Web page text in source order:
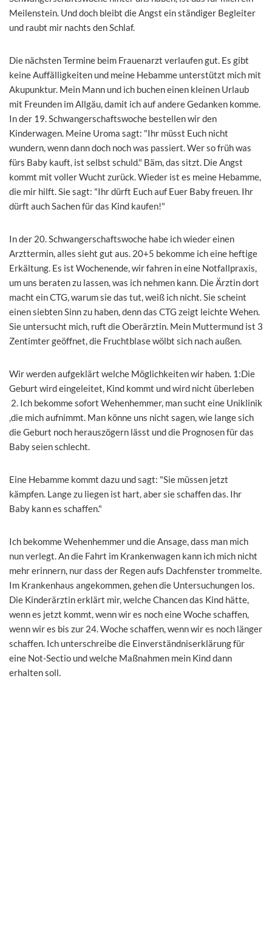
Meilenstein. Und doch bleibt die Angst ein ständiger Begleiter
und raubt mir nachts den Schlaf.
Die nächsten Termine beim Frauenarzt verlaufen gut. Es gibt
keine Auffälligkeiten und meine Hebamme unterstützt mich mit
Akupunktur. Mein Mann und ich buchen einen kleinen Urlaub
mit Freunden im Allgäu, damit ich auf andere Gedanken komme.
In der 19. Schwangerschaftswoche bestellen wir den
Kinderwagen. Meine Uroma sagt: "Ihr müsst Euch nicht
wundern, wenn dann doch noch was passiert. Wer so früh was
fürs Baby kauft, ist selbst schuld." Bäm, das sitzt. Die Angst
kommt mit voller Wucht zurück. Wieder ist es meine Hebamme,
die mir hilft. Sie sagt: "Ihr dürft Euch auf Euer Baby freuen. Ihr
dürft auch Sachen für das Kind kaufen!"
In der 20. Schwangerschaftswoche habe ich wieder einen
Arzttermin, alles sieht gut aus. 20+5 bekomme ich eine heftige
Erkältung. Es ist Wochenende, wir fahren in eine Notfallpraxis,
um uns beraten zu lassen, was ich nehmen kann. Die Ärztin dort
macht ein CTG, warum sie das tut, weiß ich nicht. Sie scheint
einen siebten Sinn zu haben, denn das CTG zeigt leichte Wehen.
Sie untersucht mich, ruft die Oberärztin. Mein Muttermund ist 3
Zentimter geöffnet, die Fruchtblase wölbt sich nach außen.
Wir werden aufgeklärt welche Möglichkeiten wir haben. 1:Die
Geburt wird eingeleitet, Kind kommt und wird nicht überleben
2. Ich bekomme sofort Wehenhemmer, man sucht eine Uniklinik
,die mich aufnimmt. Man könne uns nicht sagen, wie lange sich
die Geburt noch herauszögern lässt und die Prognosen für das
Baby seien schlecht.
Eine Hebamme kommt dazu und sagt: "Sie müssen jetzt
kämpfen. Lange zu liegen ist hart, aber sie schaffen das. Ihr
Baby kann es schaffen."
Ich bekomme Wehenhemmer und die Ansage, dass man mich
nun verlegt. An die Fahrt im Krankenwagen kann ich mich nicht
mehr erinnern, nur dass der Regen aufs Dachfenster trommelte.
Im Krankenhaus angekommen, gehen die Untersuchungen los.
Die Kinderärztin erklärt mir, welche Chancen das Kind hätte,
wenn es jetzt kommt, wenn wir es noch eine Woche schaffen,
wenn wir es bis zur 24. Woche schaffen, wenn wir es noch länger
schaffen. Ich unterschreibe die Einverständniserklärung für
eine Not-Sectio und welche Maßnahmen mein Kind dann
erhalten soll.